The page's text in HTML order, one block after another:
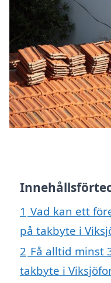
1 Vad kan ett
på takbyte i
2 Få alltid minst
takbyte i